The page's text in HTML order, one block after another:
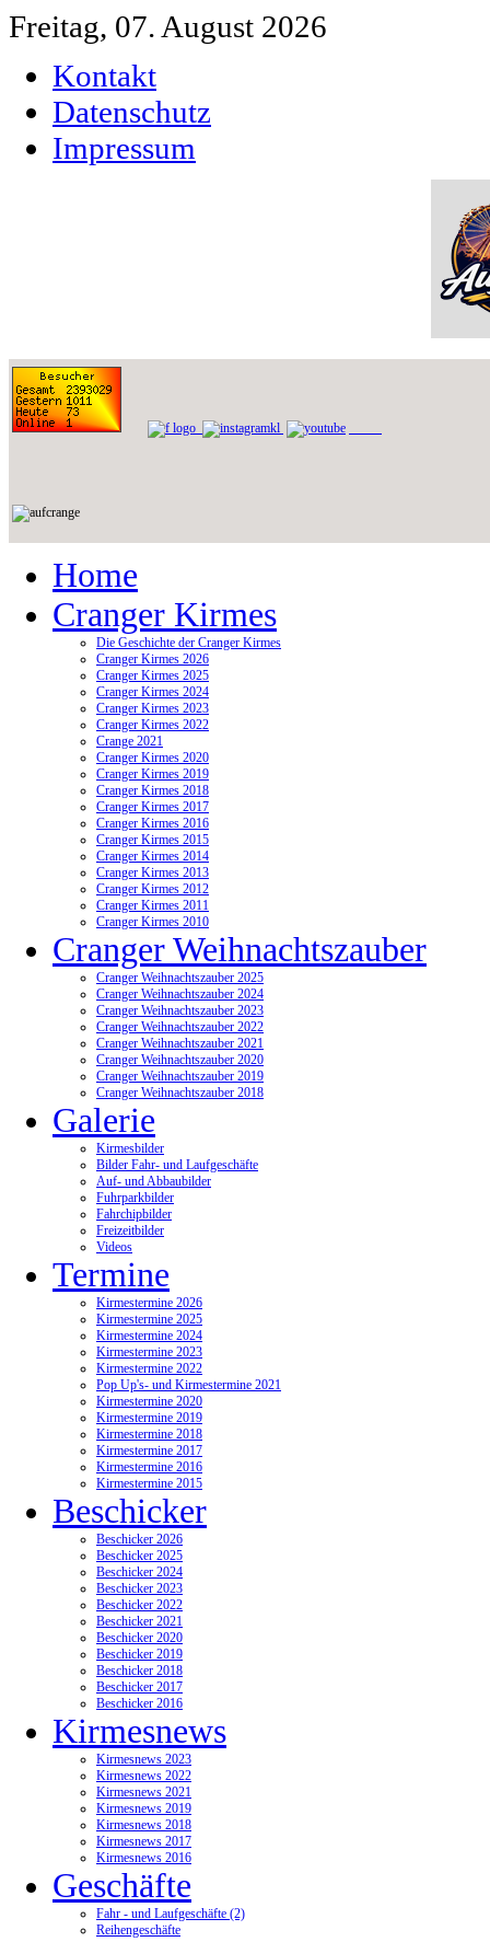
Freitag, 07. August 2026
Kontakt
Datenschutz
Impressum
Home
Cranger Kirmes
Die Geschichte der Cranger Kirmes
Cranger Kirmes 2026
Cranger Kirmes 2025
Cranger Kirmes 2024
Cranger Kirmes 2023
Cranger Kirmes 2022
Crange 2021
Cranger Kirmes 2020
Cranger Kirmes 2019
Cranger Kirmes 2018
Cranger Kirmes 2017
Cranger Kirmes 2016
Cranger Kirmes 2015
Cranger Kirmes 2014
Cranger Kirmes 2013
Cranger Kirmes 2012
Cranger Kirmes 2011
Cranger Kirmes 2010
Cranger Weihnachtszauber
Cranger Weihnachtszauber 2025
Cranger Weihnachtszauber 2024
Cranger Weihnachtszauber 2023
Cranger Weihnachtszauber 2022
Cranger Weihnachtszauber 2021
Cranger Weihnachtszauber 2020
Cranger Weihnachtszauber 2019
Cranger Weihnachtszauber 2018
Galerie
Kirmesbilder
Bilder Fahr- und Laufgeschäfte
Auf- und Abbaubilder
Fuhrparkbilder
Fahrchipbilder
Freizeitbilder
Videos
Termine
Kirmestermine 2026
Kirmestermine 2025
Kirmestermine 2024
Kirmestermine 2023
Kirmestermine 2022
Pop Up's- und Kirmestermine 2021
Kirmestermine 2020
Kirmestermine 2019
Kirmestermine 2018
Kirmestermine 2017
Kirmestermine 2016
Kirmestermine 2015
Beschicker
Beschicker 2026
Beschicker 2025
Beschicker 2024
Beschicker 2023
Beschicker 2022
Beschicker 2021
Beschicker 2020
Beschicker 2019
Beschicker 2018
Beschicker 2017
Beschicker 2016
Kirmesnews
Kirmesnews 2023
Kirmesnews 2022
Kirmesnews 2021
Kirmesnews 2019
Kirmesnews 2018
Kirmesnews 2017
Kirmesnews 2016
Geschäfte
Fahr - und Laufgeschäfte (2)
Reihengeschäfte